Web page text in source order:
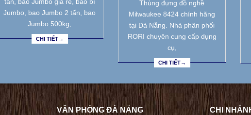
Jumbo, bao Jumbo 2 tấn, bao
Jumbo 500kg,
CHI TIẾT→
Thùng đựng đồ nghề
Milwaukee 8424 chính hãng
tại Đà Nẵng. Nhà phân phối
RORI chuyên cung cấp dụng
cụ,
CHI TIẾT→
VĂN PHÒNG ĐÀ NẴNG CHI